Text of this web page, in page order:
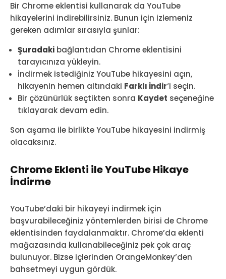
Bir Chrome eklentisi kullanarak da YouTube
hikayelerini indirebilirsiniz. Bunun için izlemeniz
gereken adımlar sırasıyla şunlar:
Şuradaki bağlantıdan Chrome eklentisini
tarayıcınıza yükleyin.
İndirmek istediğiniz YouTube hikayesini açın,
hikayenin hemen altındaki Farklı İndir‘i seçin.
Bir çözünürlük seçtikten sonra Kaydet seçeneğine
tıklayarak devam edin.
Son aşama ile birlikte YouTube hikayesini indirmiş
olacaksınız.
Chrome Eklenti ile YouTube Hikaye
İndirme
YouTube’daki bir hikayeyi indirmek için
başvurabileceğiniz yöntemlerden birisi de Chrome
eklentisinden faydalanmaktır. Chrome’da eklenti
mağazasında kullanabileceğiniz pek çok araç
bulunuyor. Bizse içlerinden OrangeMonkey’den
bahsetmeyi uygun gördük.